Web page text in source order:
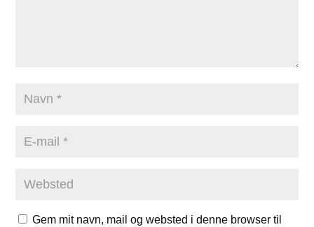
Gem mit navn, mail og websted i denne browser til